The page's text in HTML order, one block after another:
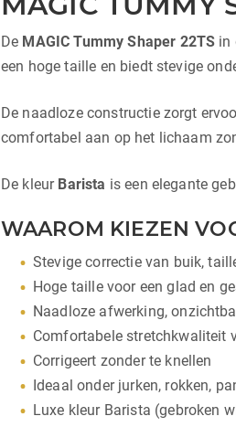
De MAGIC Tummy Shaper 22TS in
een hoge taille en biedt stevige
De naadloze constructie zorgt
comfortabel aan op het lichaam
De kleur Barista is een elegante
WAAROM KIEZEN
Stevige correctie van buik,
Hoge taille voor een glad en
Naadloze afwerking,
Comfortabele stretchkwaliteit
Corrigeert zonder te knellen
Ideaal onder jurken, rokken,
Luxe kleur Barista (gebroken